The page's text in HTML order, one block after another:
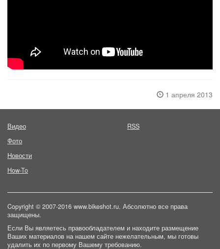
1 апреля 2013
Видео
Фото
Новости
How-To
RSS
Copyright © 2007-2016 www.bikeshot.ru. Абсолютно все права
защищены.
Если Вы являетесь правообладателем и находите размещение
Ваших материалов на нашем сайте нежелательным, мы готовы
удалить их по первому Вашему требованию.